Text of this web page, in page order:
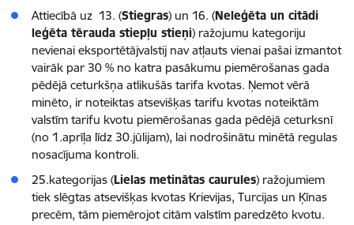
Attiecībā uz 13. (Stiegras) un 16. (Neleģēta un citādi
leģēta tērauda stiepļu stieņi) ražojumu kategoriju
nevienai eksportētājvalstij nav atļauts vienai pašai izmantot
vairāk par 30 % no katra pasākumu piemērošanas gada
pēdējā ceturkšņa atlikušās tarifa kvotas. Ņemot vērā
minēto, ir noteiktas atsevišķas tarifu kvotas noteiktām
valstīm tarifu kvotu piemērošanas gada pēdējā ceturksnī
(no 1.aprīļa līdz 30.jūlijam), lai nodrošinātu minētā regulas
nosacījuma kontroli.
25.kategorijas (Lielas metinātas caurules) ražojumiem
tiek slēgtas atsevišķas kvotas Krievijas, Turcijas un Ķīnas
precēm, tām piemērojot citām valstīm paredzēto kvotu.